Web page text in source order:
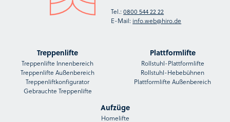
Tel.:0800 544 22 22
E-Mail: info.web@hiro.de
Treppenlifte
Treppenlifte Innenbereich
Treppenlifte Außenbereich
Treppenliftkonfigurator
Gebrauchte Treppenlifte
Plattformlifte
Rollstuhl-Plattformlifte
Rollstuhl-Hebebühnen
Plattformlifte Außenbereich
Aufzüge
Homelifte